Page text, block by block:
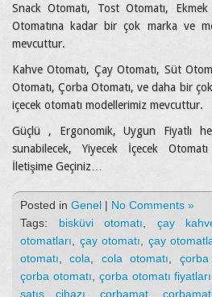
Snack Otomatı, Tost Otomatı,
Otomatına kadar bir çok marka ve
mevcuttur.
Kahve Otomatı, Çay Otomatı, Süt
Otomatı, Çorba Otomatı, ve daha bir
içecek otomatı modellerimiz mevcuttur.
Güçlü , Ergonomik, Uygun Fiyatlı
sunabilecek, Yiyecek İçecek
İletişime Geçiniz…
Posted in Genel | No Comments »
Tags: bisküvi otomatı çay
otomatları
çay otomatı çay
otomatı ,cola cola otomatı
çorba otomatı
çorba otomatı fiyatları
satış cihazı
çorbamat